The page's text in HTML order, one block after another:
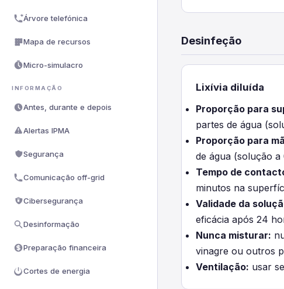
Árvore telefónica
Mapa de recursos
Micro-simulacro
INFORMAÇÃO
Antes, durante e depois
Alertas IPMA
Segurança
Comunicação off-grid
Cibersegurança
Desinformação
Preparação financeira
Cortes de energia
Desinfeção
Lixívia diluída
Proporção para
partes de água
Proporção para
de água (solução a
Tempo de
minutos na
Validade da
eficácia após 24
Nunca misturar:
vinagre ou outros
Ventilação: usar